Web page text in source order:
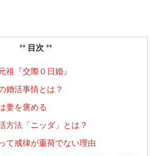
目次
祖『交際０日婚』
婚活事情とは？
妻を褒める
方法「ニッダ」とは？
て戒律が重荷でない理由